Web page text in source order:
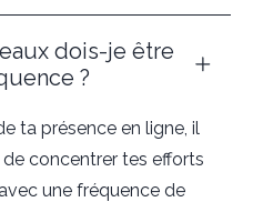
dois-je être
?
ta présence en ligne, il
concentrer tes efforts
une fréquence de